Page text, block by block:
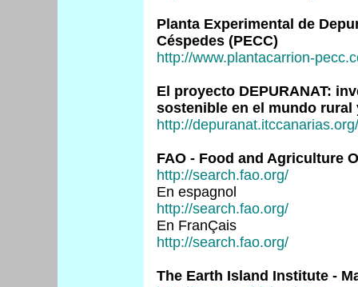
Planta Experimental de
Céspedes (PECC)
http://www.plantacarrion-
El proyecto DEPURANAT:
sostenible en el mundo
http://
FAO - Food and Agriculture
http://search.fao.org/
En espagnol
http://search.fao.org/
En FranÇais
http://search.fao.org/
The Earth Island Institute -